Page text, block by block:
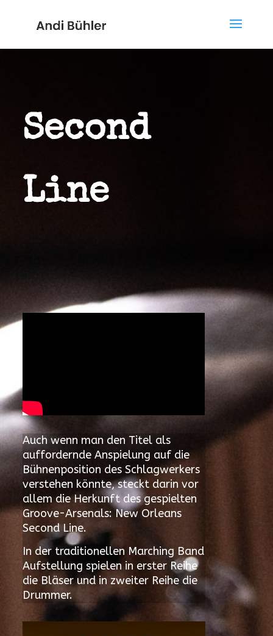
Second
Line
Auch wenn man den Titel als
auffordernde Anspielung auf die
Bühnenposition des Schlagwerkers
verstehen könnte, steckt darin vor
allem die Herkunft des gespielten
Groove-Arsenals: New Orleans
Second Line.
In der traditionellen Marching Band
Aufstellung spielen in erster Reihe
die Bläser und in zweiter Reihe die
Drummer.